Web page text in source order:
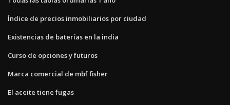
Índice de precios inmobiliarios por ciudad
Existencias de baterías en la india
Curso de opciones y futuros
Marca comercial de mbf fisher
El aceite tiene fugas